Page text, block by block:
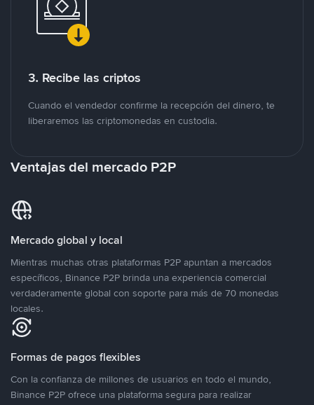
3. Recibe las criptos
Cuando el vendedor confirme la recepción del dinero, te
liberaremos las criptomonedas en custodia.
Ventajas del mercado P2P
Mercado global y local
Mientras muchas otras plataformas P2P apuntan a mercados
específicos, Binance P2P brinda una experiencia comercial
verdaderamente global con soporte para más de 70 monedas
locales.
Formas de pagos flexibles
Con la confianza de millones de usuarios en todo el mundo,
Binance P2P ofrece una plataforma segura para realizar